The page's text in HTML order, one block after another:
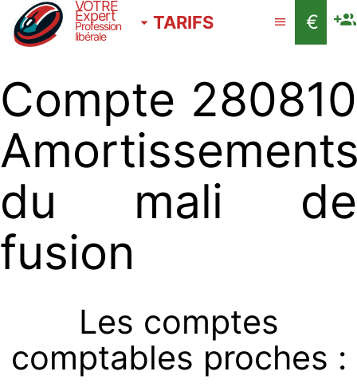
VOTRE
Expert
Profession
libérale
TARIFS €
Compte 280810
du mali de
fusion
Les comptes
comptables proches :